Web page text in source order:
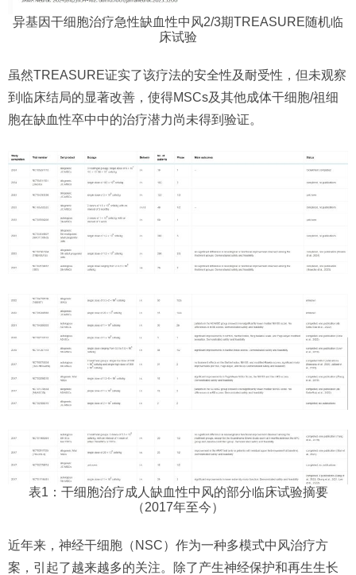
异基因干细胞治疗急性缺血性中风2/3期TREASURE随机临
床试验
虽然TREASURE证实了该疗法的安全性及耐受性，但未观察
到临床结局的显著改善，使得MSCs及其他成体干细胞/祖细
胞在缺血性卒中中的治疗潜力尚未得到验证。
表1：干细胞治疗成人缺血性中风的部分临床试验摘要
（2017年至今）
近年来，神经干细胞（NSC）作为一种多模式中风治疗方
案，引起了越来越多的关注。除了产生神经保护和再生生长